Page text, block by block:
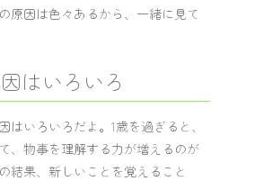
原因は色々あるから、一緒に見て
はいろいろ
はいろいろだよ。1歳を過ぎると、
、物事を理解する力が増えるのが
結果、新しいことを覚えること